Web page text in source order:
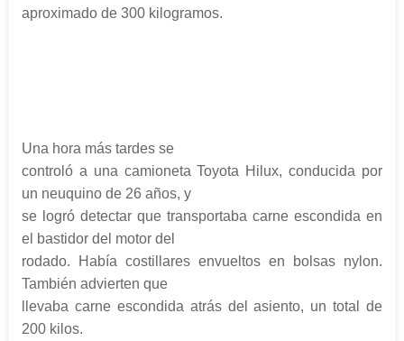
aproximado de 300 kilogramos.
Una hora más tardes se
controló a una camioneta Toyota Hilux, conducida por
un neuquino de 26 años, y
se logró detectar que transportaba carne escondida en
el bastidor del motor del
rodado. Había costillares envueltos en bolsas nylon.
También advierten que
llevaba carne escondida atrás del asiento, un total de
200 kilos.